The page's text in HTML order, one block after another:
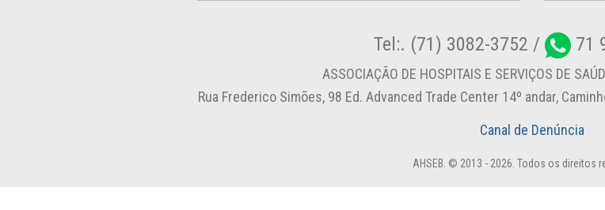
Tel:. (71) 3082-3752 / 71
ASSOCIAÇÃO DE HOSPITAIS E SERVIÇOS DE
Rua Frederico Simões, 98 Ed. Advanced Trade Center 14º andar,
Canal de Denúncia
AHSEB. © 2013 - 2026. Todos os direitos